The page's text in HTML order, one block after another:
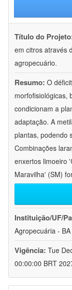
Título do
em citros através
agropecuário.
Resumo: O
morfofisiológicas,
condicionam a
adaptação. A
plantas, podendo
Combinações
enxertos limoeiro
Maravilha' (SM)
Instituição/UF/
Agropecuária -
Vigência: Tue
00:00:00 BRT